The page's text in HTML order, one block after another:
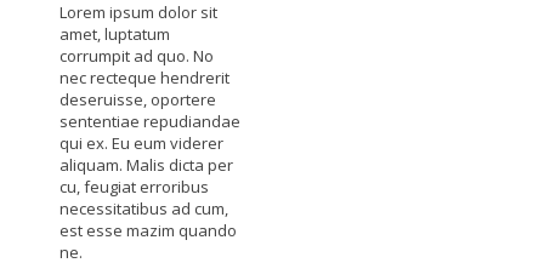
Lorem ipsum dolor sit
amet, luptatum
corrumpit ad quo. No
nec recteque hendrerit
deseruisse, oportere
sententiae repudiandae
qui ex. Eu eum viderer
aliquam. Malis dicta per
cu, feugiat erroribus
necessitatibus ad cum,
est esse mazim quando
ne.